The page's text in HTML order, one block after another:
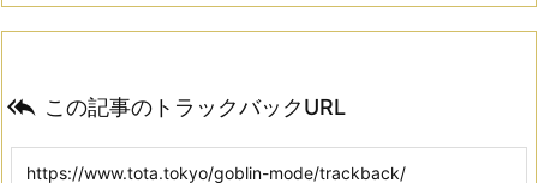
 この記事のトラックバックURL